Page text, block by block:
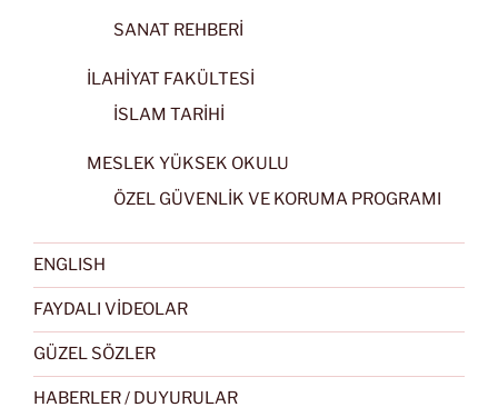
SANAT REHBERİ
İLAHİYAT FAKÜLTESİ
İSLAM TARİHİ
MESLEK YÜKSEK OKULU
ÖZEL GÜVENLİK VE KORUMA PROGRAMI
ENGLISH
FAYDALI VİDEOLAR
GÜZEL SÖZLER
HABERLER / DUYURULAR